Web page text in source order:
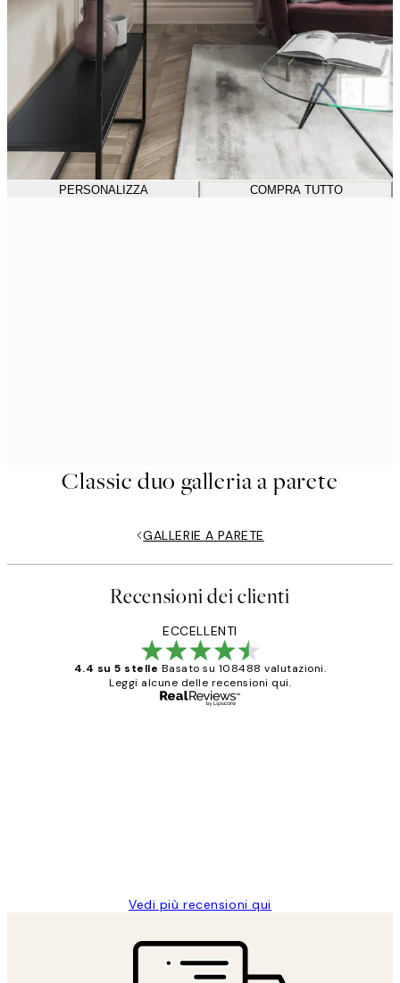
PERSONALIZZA COMPRA TUTTO
Classic duo galleria a parete
GALLERIE A PARETE
Recensioni dei clienti
ECCELLENTI
4.4 su 5 stelle Basato su 108488 valutazioni.
Leggi alcune delle recensioni qui.
Vedi più recensioni qui